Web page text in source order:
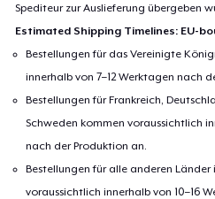
Spediteur zur Auslieferung übergeben
Estimated Shipping Timelines: EU-
Bestellungen für das Vereinigte
innerhalb von 7–12 Werktagen nach
Bestellungen für Frankreich,
Schweden kommen voraussichtlich
nach der Produktion an.
Bestellungen für alle anderen Länder
voraussichtlich innerhalb von 10–16